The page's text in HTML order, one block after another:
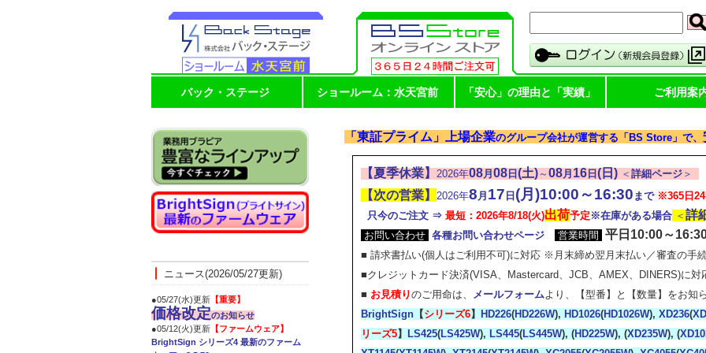
バック・ステージ ショールーム：水天宮前 「安心」の理由と「実績」 ご利用案
「東証プライム」上場企業のグループ会社が運営する「BS Store」で、
【夏季休業】 2026年08月 08 日 (土)～ 08月 16 日 (日) ＜ 詳細ページ ＞
【次の営業】 2026年8 月 17 日 (月)10:00～16:30 まで ※365日
只今のご注文 ⇒ 最短：2026年8/18(火)出荷予定 ※在庫がある場合 ＜ 詳
お問い合わせ 各種お問い合わせページ 営業時間 平日10:00～
■ 請求書払い(個人はご利用不可)に対応 ※月末締め翌月末払い／審査の手
■クレジットカード決済(VISA、Mastercard、JCB、AMEX、DINERS)に対
■ お見積りのご用命は、 メールフォームより、【型番】と【数量】をお知
BrightSign 【シリーズ6】 HD226(HD226W), HD1026(HD1026W), XD236(
リーズ5】 LS425(LS425W), LS445(LS445W), (HD225W), (XD235W), (
ニュース(2026/05/27更新)
●05/27(水)更新 【重要】
価格改定のお知らせ
●05/12(火)更新 【ファームウェア】
BrightSign シリーズ4 最新のファーム